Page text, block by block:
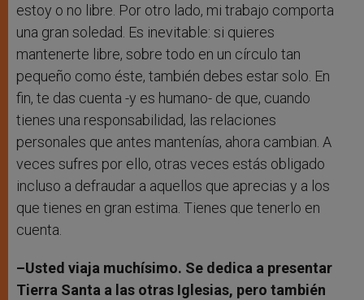
estoy o no libre. Por otro lado, mi trabajo comporta
una gran soledad. Es inevitable: si quieres
mantenerte libre, sobre todo en un círculo tan
pequeño como éste, también debes estar solo. En
fin, te das cuenta -y es humano- de que, cuando
tienes una responsabilidad, las relaciones
personales que antes mantenías, ahora cambian. A
veces sufres por ello, otras veces estás obligado
incluso a defraudar a aquellos que aprecias y a los
que tienes en gran estima. Tienes que tenerlo en
cuenta.
–Usted viaja muchísimo. Se dedica a presentar
Tierra Santa a las otras Iglesias, pero también